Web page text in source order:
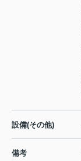
設備(その他)
備考